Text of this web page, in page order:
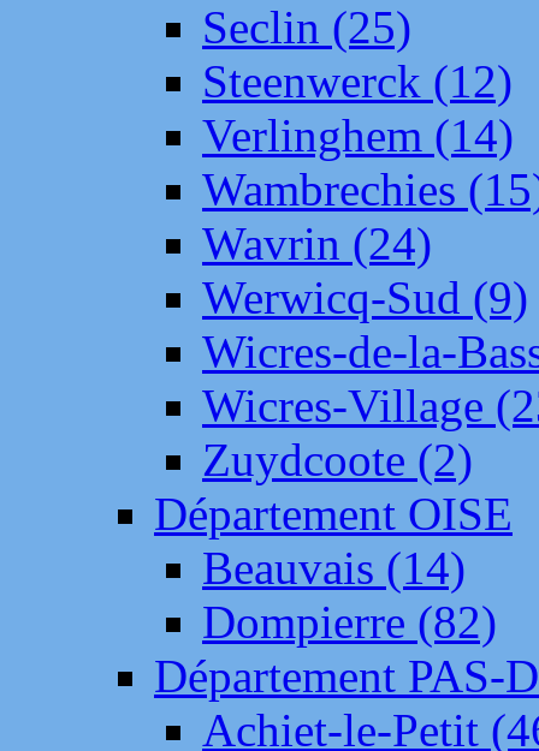
Seclin (25)
Steenwerck (12)
Verlinghem (14)
Wambrechies
Wavrin (24)
Werwicq-Sud (9)
Wicres-de-la-
Wicres-Village
Zuydcoote (2)
Département OISE
Beauvais (14)
Dompierre (82)
Département PAS-
Achiet-le-Petit